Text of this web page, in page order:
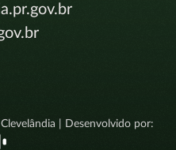
| Desenvolvido por: